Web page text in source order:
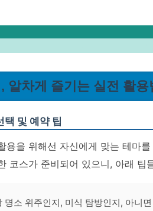
알차게 즐기는 실전 활용
택 및 예약 팁
용을 위해선 자신에게 맞는 테마
코스가 준비되어 있으니, 아래 팁
명소 위주인지, 미식 탐방인지, 아니